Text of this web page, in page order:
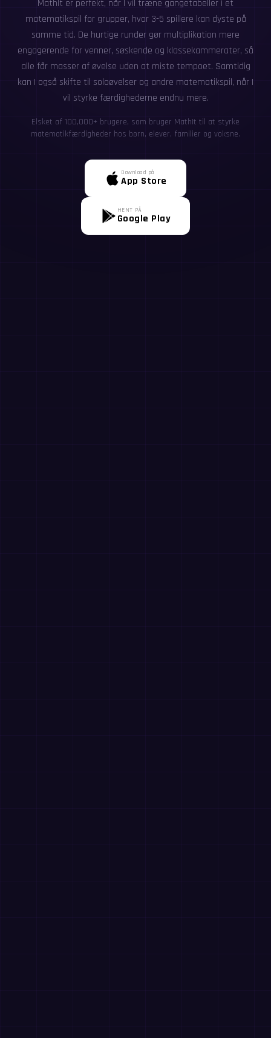
MathIt er perfekt, når I vil træne gangetabeller i et
matematikspil for grupper, hvor 3-5 spillere kan dyste på
samme tid. De hurtige runder gør multiplikation mere
engagerende for venner, søskende og klassekammerater, så
alle får masser af øvelse uden at miste tempoet. Samtidig
kan I også skifte til soloøvelser og andre matematikspil, når I
vil styrke færdighederne endnu mere.
Elsket af 100,000+ brugere, som bruger MathIt til at styrke
matematikfærdigheder hos børn, elever, familier og voksne.
Download på
App Store
HENT PÅ
Google Play